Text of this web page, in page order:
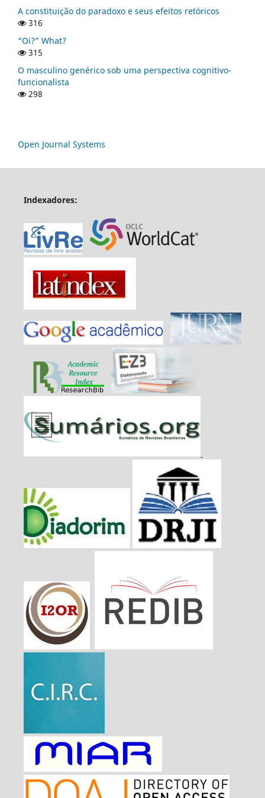
A constituição do paradoxo e seus efeitos retóricos
316
“Oi?” What?
315
O masculino genérico sob uma perspectiva cognitivo-
funcionalista
298
Open Journal Systems
Indexadores: